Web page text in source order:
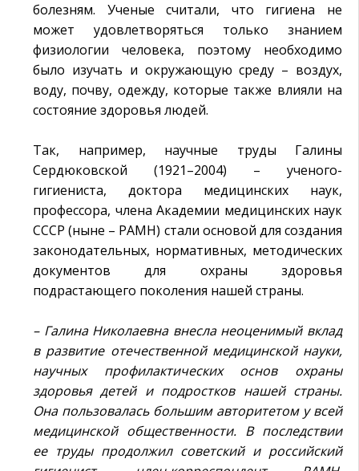
болезням. Ученые считали, что гигиена не
может удовлетворяться только знанием
физиологии человека, поэтому необходимо
было изучать и окружающую среду – воздух,
воду, почву, одежду, которые также влияли на
состояние здоровья людей.
Так, например, научные труды Галины
Сердюковской (1921–2004) – ученого-
гигиениста, доктора медицинских наук,
профессора, члена Академии медицинских наук
СССР (ныне – РАМН) стали основой для создания
законодательных, нормативных, методических
документов для охраны здоровья
подрастающего поколения нашей страны.
– Галина Николаевна внесла неоценимый вклад
в развитие отечественной медицинской науки,
научных профилактических основ охраны
здоровья детей и подростков нашей страны.
Она пользовалась большим авторитетом у всей
медицинской общественности. В последствии
ее труды продолжил советский и российский